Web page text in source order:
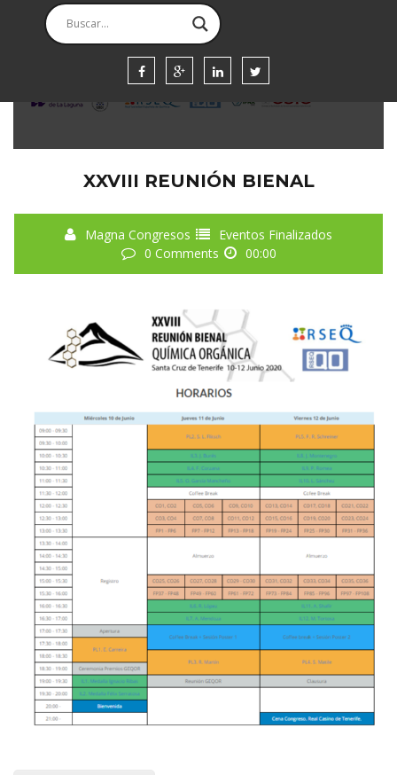
XXVIII REUNIÓN BIENAL
Magna Congresos
Eventos Finalizados
0 Comments
00:00